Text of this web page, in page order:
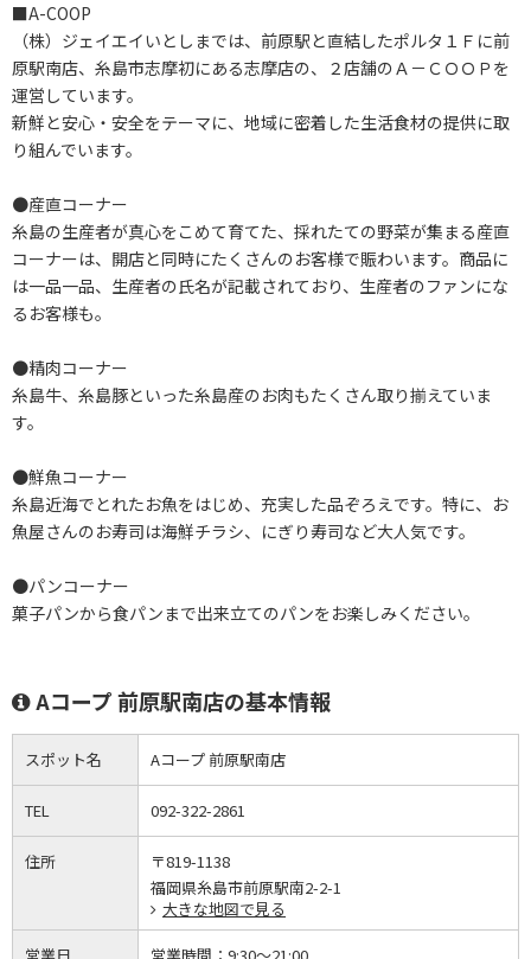
■A-COOP
（株）ジェイエイいとしまでは、前原駅と直結したポルタ１Ｆに前
原駅南店、糸島市志摩初にある志摩店の、２店舗のＡ－ＣＯＯＰを
運営しています。
新鮮と安心・安全をテーマに、地域に密着した生活食材の提供に取
り組んでいます。
●産直コーナー
糸島の生産者が真心をこめて育てた、採れたての野菜が集まる産直
コーナーは、開店と同時にたくさんのお客様で賑わいます。商品に
は一品一品、生産者の氏名が記載されており、生産者のファンにな
るお客様も。
●精肉コーナー
糸島牛、糸島豚といった糸島産のお肉もたくさん取り揃えていま
す。
●鮮魚コーナー
糸島近海でとれたお魚をはじめ、充実した品ぞろえです。特に、お
魚屋さんのお寿司は海鮮チラシ、にぎり寿司など大人気です。
●パンコーナー
菓子パンから食パンまで出来立てのパンをお楽しみください。
Aコープ 前原駅南店の基本情報
スポット名 Aコープ 前原駅南店
TEL 092-322-2861
住所
〒819-1138
福岡県糸島市前原駅南2-2-1
大きな地図で見る